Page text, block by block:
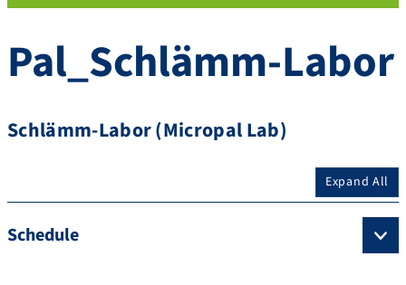
Pal_Schlämm-Labor
Schlämm-Labor (Micropal Lab)
Expand All
Schedule